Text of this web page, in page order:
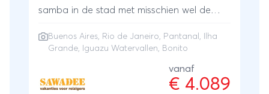
samba in de stad met misschien wel de
Janeiro. Laat je tijdens deze bijzondere
spectaculaire watervallen van Iguazu, de
vele vogels in de Pantanal van Brazilië en
Buenos Aires, Rio de Janeiro, Pantanal ,
Ilha
Grande, Iguazu Watervallen, Bonito
vanaf
€ 4.089